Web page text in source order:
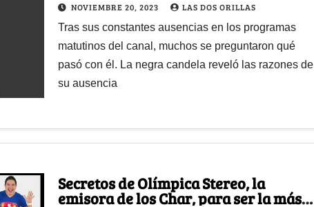
NOVIEMBRE 20, 2023 LAS DOS ORILLAS
Tras sus constantes ausencias en los programas
matutinos del canal, muchos se preguntaron qué
pasó con él. La negra candela reveló las razones de
su ausencia
Secretos de Olímpica Stereo, la
emisora de los Char, para ser la más